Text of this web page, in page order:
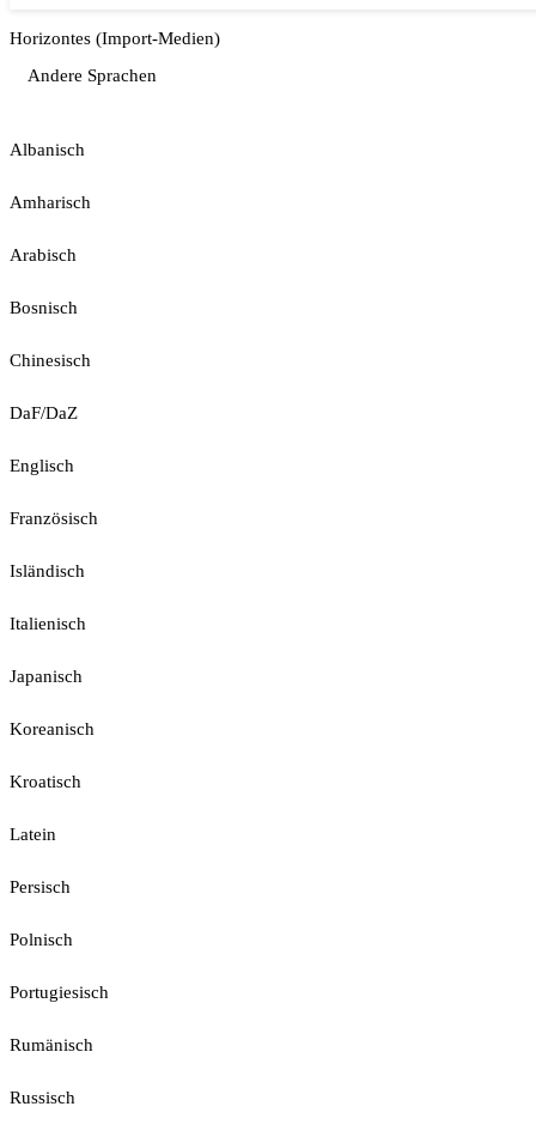
Horizontes (Import-Medien)
Andere Sprachen
Albanisch
Amharisch
Arabisch
Bosnisch
Chinesisch
DaF/DaZ
Englisch
Französisch
Isländisch
Italienisch
Japanisch
Koreanisch
Kroatisch
Latein
Persisch
Polnisch
Portugiesisch
Rumänisch
Russisch